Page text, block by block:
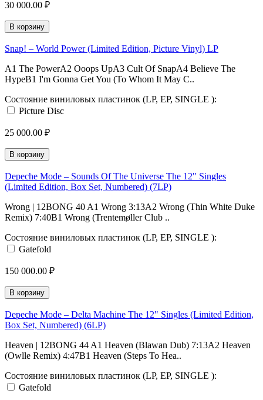
30 000.00 ₽
В корзину
Snap! – World Power (Limited Edition, Picture Vinyl) LP
A1 The PowerA2 Ooops UpA3 Cult Of SnapA4 Believe The
HypeB1 I'm Gonna Get You (To Whom It May C..
Состояние виниловых пластинок (LP, EP, SINGLE ):
Picture Disc
25 000.00 ₽
В корзину
Depeche Mode – Sounds Of The Universe The 12" Singles
(Limited Edition, Box Set, Numbered) (7LP)
Wrong | 12BONG 40 A1 Wrong 3:13A2 Wrong (Thin White Duke
Remix) 7:40B1 Wrong (Trentemøller Club ..
Состояние виниловых пластинок (LP, EP, SINGLE ):
Gatefold
150 000.00 ₽
В корзину
Depeche Mode – Delta Machine The 12" Singles (Limited Edition,
Box Set, Numbered) (6LP)
Heaven | 12BONG 44 A1 Heaven (Blawan Dub) 7:13A2 Heaven
(Owlle Remix) 4:47B1 Heaven (Steps To Hea..
Состояние виниловых пластинок (LP, EP, SINGLE ):
Gatefold